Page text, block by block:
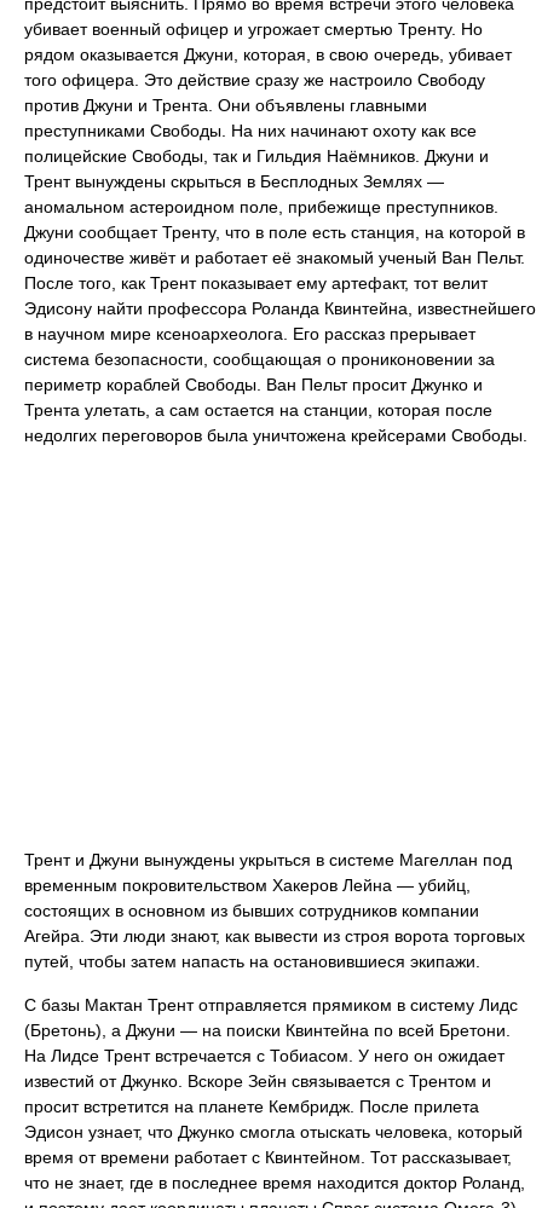
убивает военный офицер и угрожает смертью Тренту. Но
рядом оказывается Джуни, которая, в свою очередь, убивает
того офицера. Это действие сразу же настроило Свободу
против Джуни и Трента. Они объявлены главными
преступниками Свободы. На них начинают охоту как все
полицейские Свободы, так и Гильдия Наёмников. Джуни и
Трент вынуждены скрыться в Бесплодных Землях —
аномальном астероидном поле, прибежище преступников.
Джуни сообщает Тренту, что в поле есть станция, на которой в
одиночестве живёт и работает её знакомый ученый Ван Пельт.
После того, как Трент показывает ему артефакт, тот велит
Эдисону найти профессора Роланда Квинтейна, известнейшего
в научном мире ксеноархеолога. Его рассказ прерывает
система безопасности, сообщающая о прониконовении за
периметр кораблей Свободы. Ван Пельт просит Джунко и
Трента улетать, а сам остается на станции, которая после
недолгих переговоров была уничтожена крейсерами Свободы.
Трент и Джуни вынуждены укрыться в системе Магеллан под
временным покровительством Хакеров Лейна — убийц,
состоящих в основном из бывших сотрудников компании
Агейра. Эти люди знают, как вывести из строя ворота торговых
путей, чтобы затем напасть на остановившиеся экипажи.
С базы Мактан Трент отправляется прямиком в систему Лидс
(Бретонь), а Джуни — на поиски Квинтейна по всей Бретони.
На Лидсе Трент встречается с Тобиасом. У него он ожидает
известий от Джунко. Вскоре Зейн связывается с Трентом и
просит встретится на планете Кембридж. После прилета
Эдисон узнает, что Джунко смогла отыскать человека, который
время от времени работает с Квинтейном. Тот рассказывает,
что не знает, где в последнее время находится доктор Роланд,